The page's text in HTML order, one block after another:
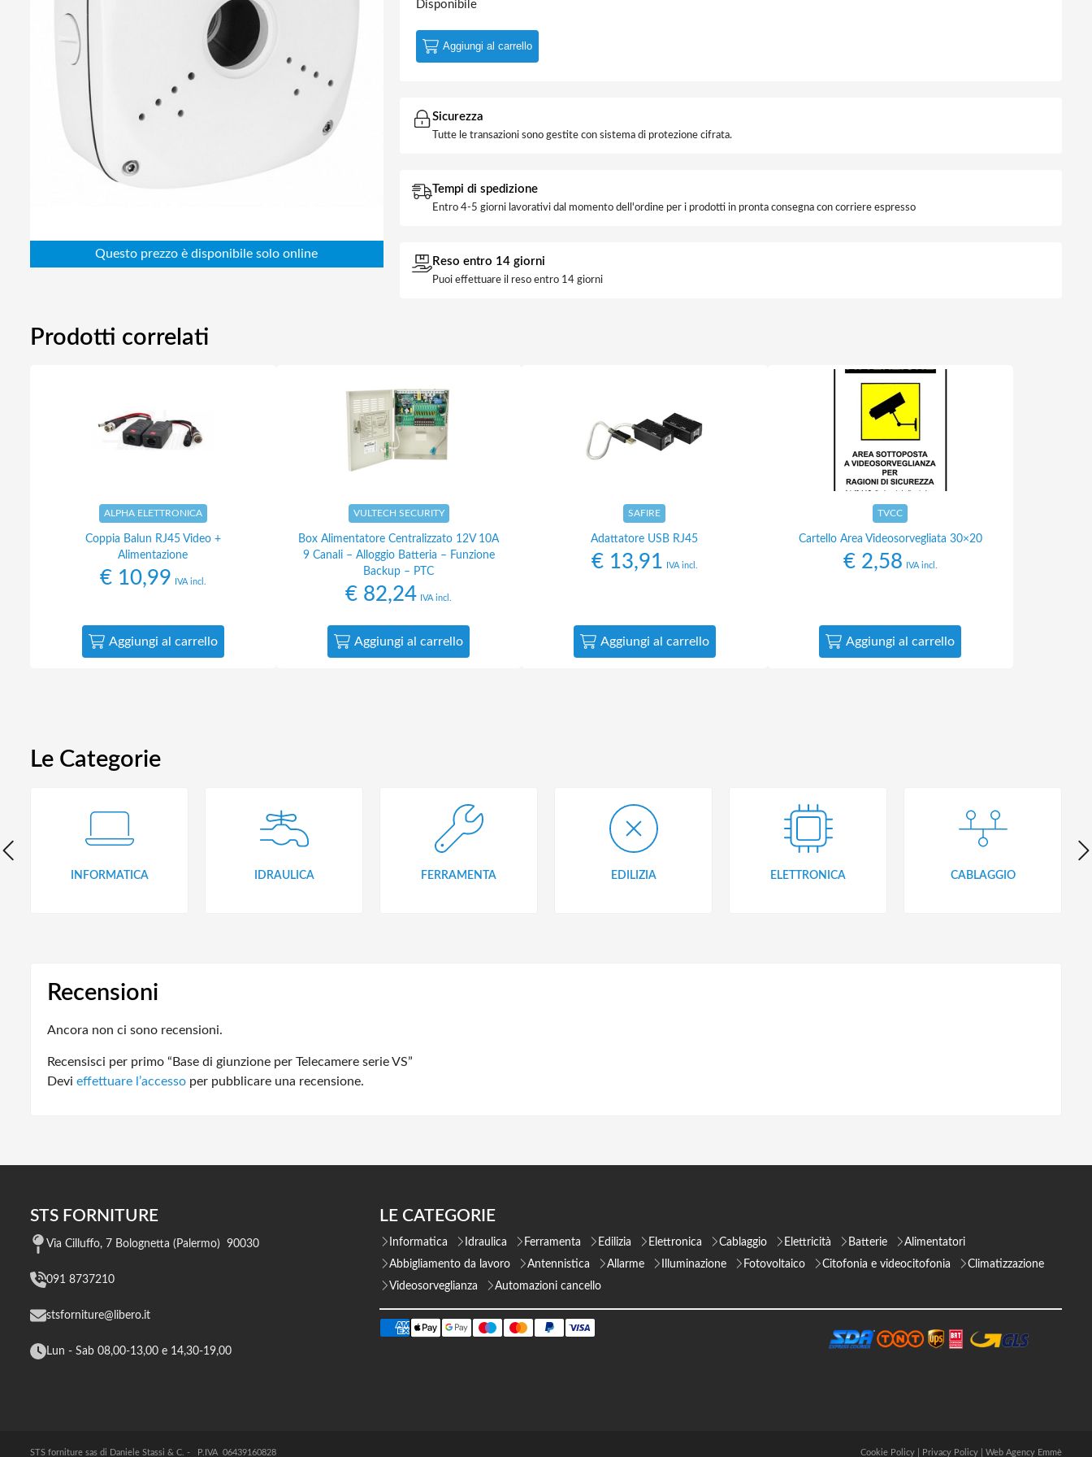
Abbigliamento da lavoro
Alimentatori
Batterie
Elettricità
Cablaggio
Elettronica
Idraulica
Disponibile
Aggiungi al carrello
Sicurezza
Tutte le transazioni sono gestite con sistema di protezione cifrata.
Tempi di spedizione
Entro 4-5 giorni lavorativi dal momento dell'ordine per i prodotti in pronta consegna con corriere espresso
Reso entro 14 giorni
Puoi effettuare il reso entro 14 giorni
Prodotti correlati
ALPHA ELETTRONICA
Coppia Balun RJ45 Video +
Alimentazione
€10,99 IVA incl.
Aggiungi al carrello
VULTECH SECURITY
Box Alimentatore Centralizzato 12V 10A
9 Canali – Alloggio Batteria – Funzione
Backup – PTC
€ 82,24 IVA incl.
Aggiungi al carrello
SAFIRE
Adattatore USB RJ45
€13,91 IVA incl.
Aggiungi al carrello
TVCC
Cartello Area Videosorvegliata 30×20
€2,58 IVA incl.
Aggiungi al carrello
Le Categorie
INFORMATICA IDRAULICA FERRAMENTA EDILIZIA ELETTRONICA CABLAGGIO
Recensioni
Ancora non ci sono recensioni.
Recensisci per primo “Base di giunzione per Telecamere serie VS”
Devi effettuare l’accesso per pubblicare una recensione.
STS FORNITURE
Via Cilluffo, 7 Bolognetta (Palermo) 90030
091 8737210
stsforniture@libero.it
Lun - Sab 08,00-13,00 e 14,30-19,00
LE CATEGORIE
Informatica Idraulica Ferramenta Edilizia Elettronica Cablaggio Elettricità Batterie
Alimentatori
Abbigliamento da lavoro
Antennistica Allarme Illuminazione Fotovoltaico Citofonia e videocitofonia
Climatizzazione
Videosorveglianza
Automazioni cancello
STS forniture sas di Daniele Stassi & C. - P.IVA 06439160828 Cookie Policy Privacy Policy Web Agency Emmè